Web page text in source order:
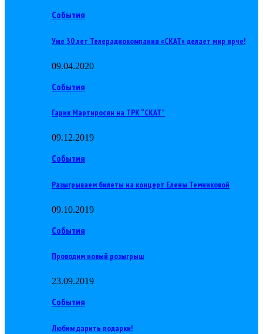
События
Уже 30 лет Телерадиокомпания «СКАТ» делает мир ярче!
09.04.2020
События
Гарик Мартиросян на ТРК “СКАТ”
09.12.2019
События
Разыгрываем билеты на концерт Елены Темниковой
09.10.2019
События
Проводим новый розыгрыш
23.09.2019
События
Любим дарить подарки!